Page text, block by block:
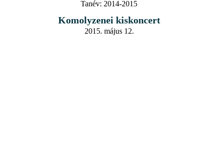
Tanév: 2014-2015
Komolyzenei kiskoncert
2015. május 12.